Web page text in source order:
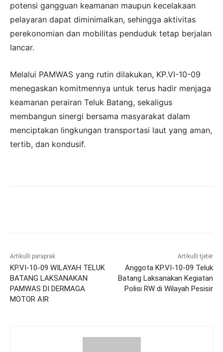
potensi gangguan keamanan maupun kecelakaan
pelayaran dapat diminimalkan, sehingga aktivitas
perekonomian dan mobilitas penduduk tetap berjalan
lancar.
Melalui PAMWAS yang rutin dilakukan, KP.VI-10-09
menegaskan komitmennya untuk terus hadir menjaga
keamanan perairan Teluk Batang, sekaligus
membangun sinergi bersama masyarakat dalam
menciptakan lingkungan transportasi laut yang aman,
tertib, dan kondusif.
Artikulli paraprak
KP.VI-10-09 WILAYAH TELUK
BATANG LAKSANAKAN
PAMWAS DI DERMAGA
MOTOR AIR
Artikulli tjetër
Anggota KP.VI-10-09 Teluk
Batang Laksanakan Kegiatan
Polisi RW di Wilayah Pesisir